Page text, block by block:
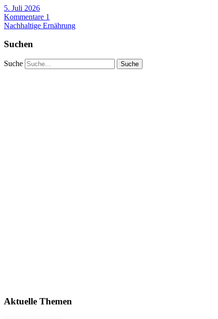
5. Juli 2026
Kommentare 1
Nachhaltige Ernährung
Suchen
Suche
Aktuelle Themen